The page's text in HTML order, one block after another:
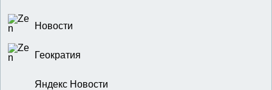
Новости
Геократия
Яндекс Новости